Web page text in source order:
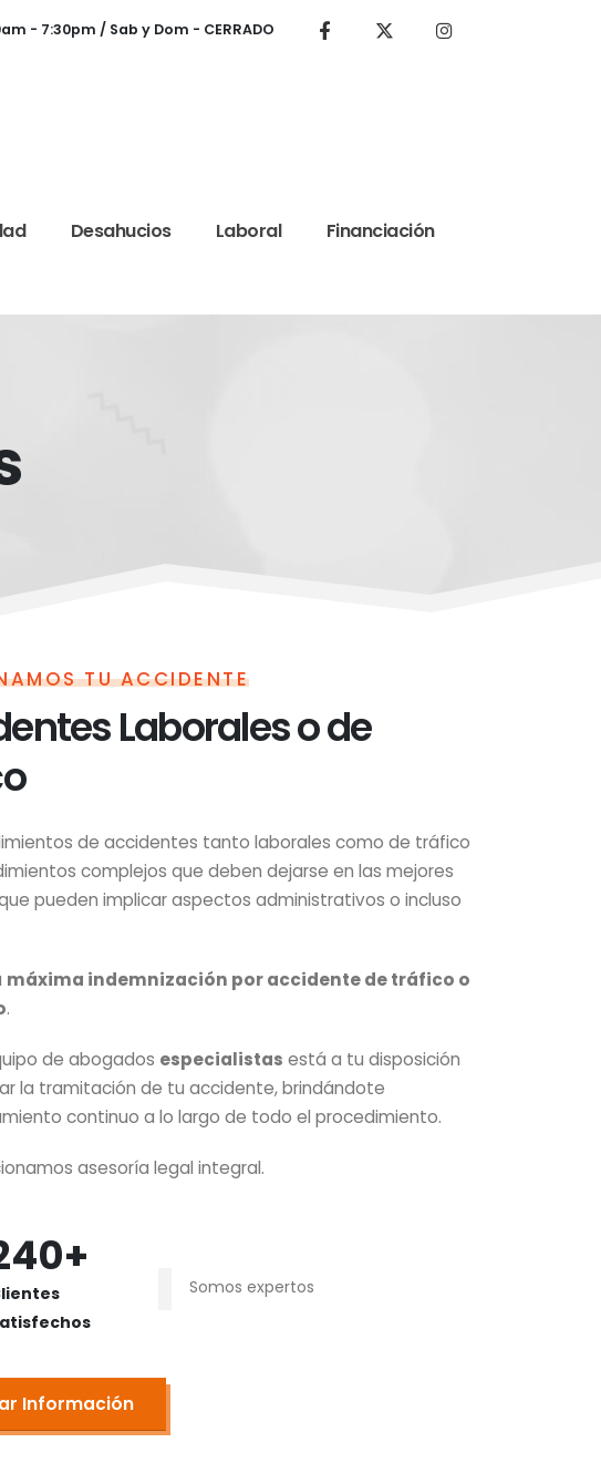
- 7:30pm / Sab y Dom - CERRADO
Desahucios Laboral Financiación
TU ACCIDENTE
Laborales o de
de accidentes tanto laborales como de tráfico
complejos que deben dejarse en las mejores
pueden implicar aspectos administrativos o incluso
máxima indemnización por accidente de tráfico o
.
de abogados especialistas está a tu disposición
la tramitación de tu accidente, brindándote
continuo a lo largo de todo el procedimiento.
asesoría legal integral.
Somos expertos
Información